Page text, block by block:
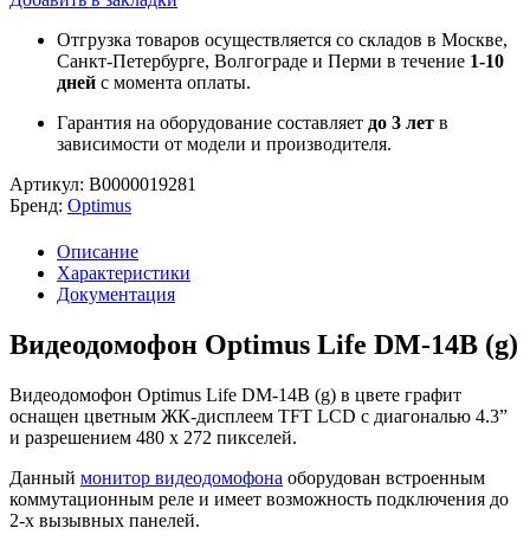
Отгрузка товаров осуществляется со складов в Москве,
Санкт-Петербурге, Волгограде и Перми в течение 1-10
дней с момента оплаты.
Гарантия на оборудование составляет до 3 лет в
зависимости от модели и производителя.
Артикул: В0000019281
Бренд: Optimus
Описание
Характеристики
Документация
Видеодомофон Optimus Life DM-14B (g)
Видеодомофон Optimus Life DM-14B (g) в цвете графит
оснащен цветным ЖК-дисплеем TFT LCD с диагональю 4.3”
и разрешением 480 х 272 пикселей.
Данный монитор видеодомофона оборудован встроенным
коммутационным реле и имеет возможность подключения до
2-х вызывных панелей.